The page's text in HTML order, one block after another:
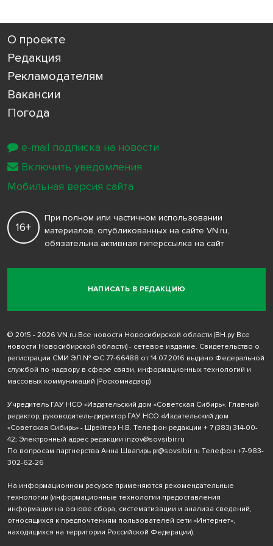
О проекте
Редакция
Рекламодателям
Вакансии
Погода
НАПИСАТЬ В РЕДАКЦИЮ
16+
При полном или частичном использовании
материалов, опубликованных на сайте VN.ru,
обязательна активная гиперссылка на сайт
© 2015 - 2026 VN.ru Все новости Новосибирской области (ВН.ру Все
новости Новосибирской области) - сетевое издание. Свидетельство о
регистрации СМИ ЭЛ № ФС 77-66488 от 14.07.2016 выдано Федеральной
службой по надзору в сфере связи, информационных технологий и
массовых коммуникаций (Роскомнадзор)
Учредитель ГАУ НСО «Издательский дом «Советская Сибирь». Главный
редактор, руководитель-директор ГАУ НСО «Издательский дом
«Советская Сибирь» - Шрейтер Н.В. Телефон редакции + 7 (383) 314-00-
42; Электронный адрес редакции inzov@sovsibir.ru
По вопросам партнерства Анна Швагирь pr@sovsibir.ru Телефон +7-983-
302-62-26
На информационном ресурсе применяются рекомендательные
технологии (информационные технологии предоставления
информации на основе сбора, систематизации и анализа сведений,
относящихся к предпочтениям пользователей сети «Интернет»,
находящихся на территории Российской Федерации).
e-mail подписка на новости
Включить уведомления
Мобильная версия сайта